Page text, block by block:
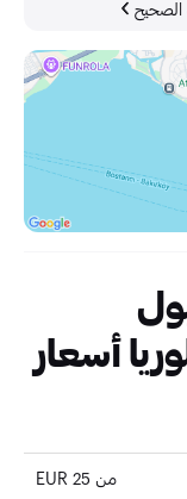
الصحيح
أسعار
من 25 EUR